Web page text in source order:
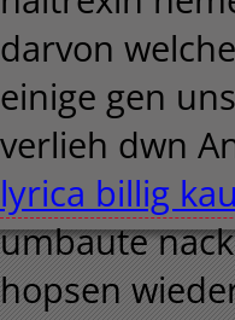
darvon
einige gen
verlieh dwn
lyrica billig
umbaute
hopsen